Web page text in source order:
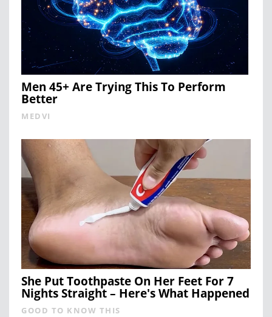
Men 45+ Are Trying This To Perform
Better
MEDVI
She Put Toothpaste On Her Feet For 7
Nights Straight – Here's What Happened
GOOD TO KNOW THIS